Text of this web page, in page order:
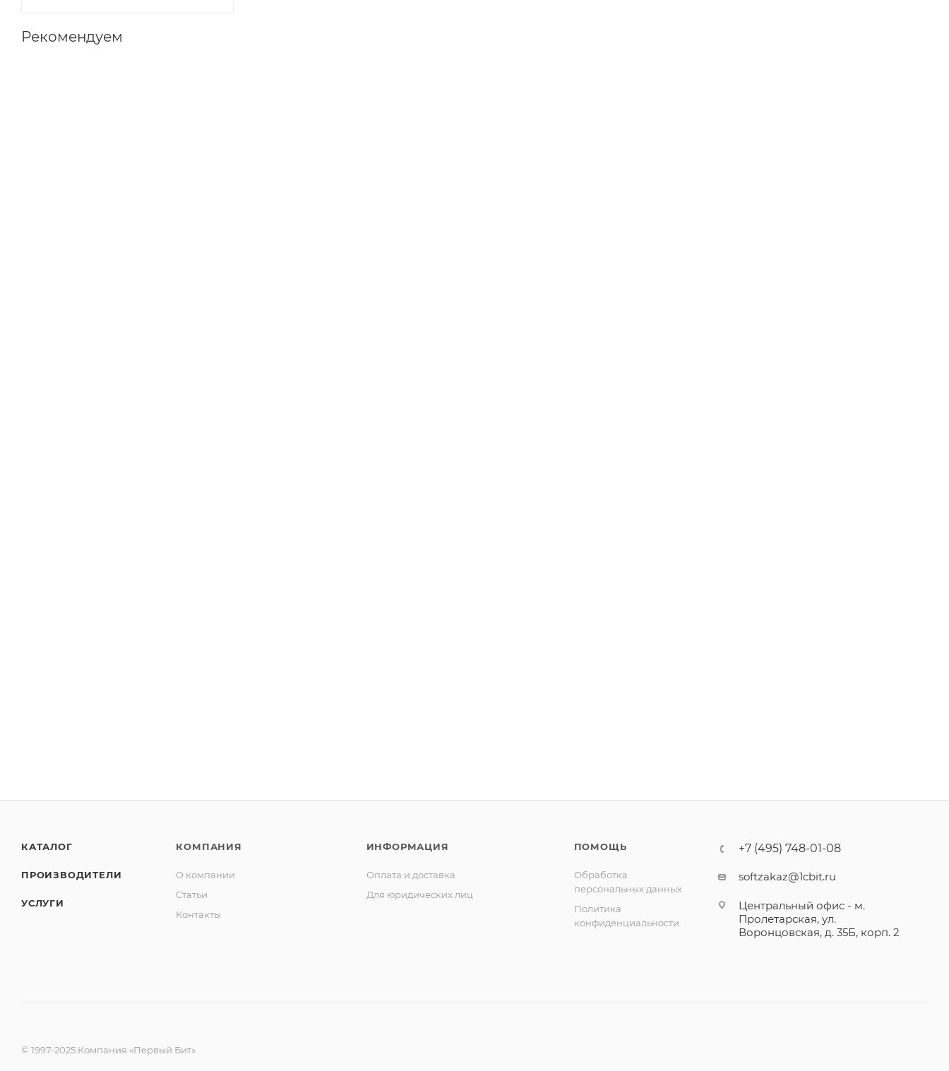
Рекомендуем
КАТАЛОГ
ПРОИЗВОДИТЕЛИ
УСЛУГИ
КОМПАНИЯ
О компании
Статьи
Контакты
ИНФОРМАЦИЯ
Оплата и доставка
Для юридических лиц
ПОМОЩЬ
Обработка
персональных данных
Политика
конфиденциальности
+7 (495) 748-01-08
softzakaz@1cbit.ru
Центральный офис - м.
Пролетарская, ул.
Воронцовская, д. 35Б, корп. 2
© 1997-2025 Компания «Первый Бит»